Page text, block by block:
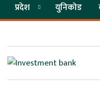
प्रदेश
युनिकोड